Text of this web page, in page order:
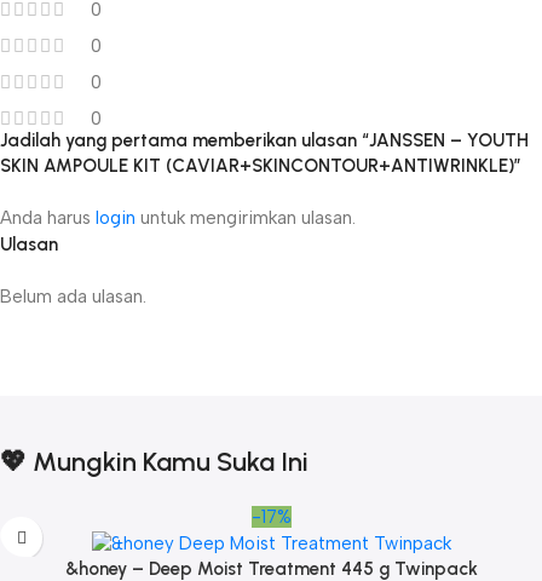
0
0
0
0
Ulasan
Belum ada ulasan.
Jadilah yang pertama memberikan ulasan “JANSSEN – YOUTH
SKIN AMPOULE KIT (CAVIAR+SKINCONTOUR+ANTIWRINKLE)”
Anda harus login untuk mengirimkan ulasan.
💖 Mungkin Kamu Suka Ini
-17%
&honey – Deep Moist Treatment 445 g Twinpack